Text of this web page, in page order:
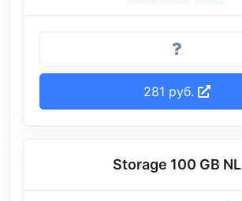
281 руб.
Storage 100 GB NL